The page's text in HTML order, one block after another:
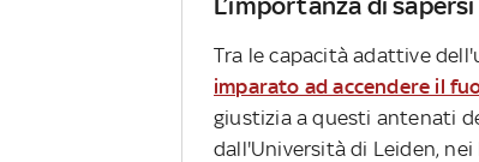
Tra le capacità adattive
imparato ad accendere il
giustizia a questi antenati
dall'Università di Leiden, nei